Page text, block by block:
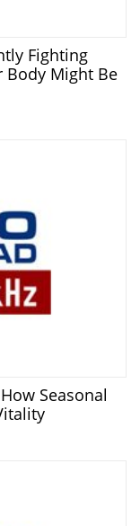
Fighting
Body Might Be
Seasonal